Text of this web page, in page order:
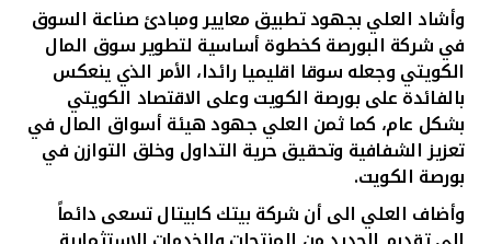
وأشاد العلي بجهود تطبيق معايير ومبادئ صناعة السوق
في شركة البورصة كخطوة أساسية لتطوير سوق المال
الكويتي وجعله سوقا اقليميا رائدا، الأمر الذي ينعكس
بالفائدة على بورصة الكويت وعلى الاقتصاد الكويتي
بشكل عام، كما ثمن العلي جهود هيئة أسواق المال في
تعزيز الشفافية وتحقيق حرية التداول وخلق التوازن في
بورصة الكويت.
وأضاف العلي الى أن شركة بيتك كابيتال تسعى دائماً